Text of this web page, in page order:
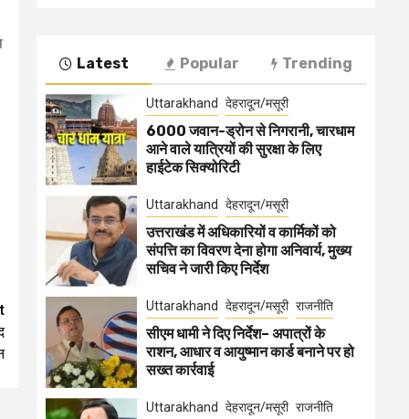
Latest Popular Trending
Uttarakhand देहरादून/मसूरी
6000 जवान-ड्रोन से निगरानी, चारधाम
आने वाले यात्रियों की सुरक्षा के लिए
हाईटेक सिक्योरिटी
Uttarakhand देहरादून/मसूरी
उत्तराखंड में अधिकारियों व कार्मिकों को
संपत्ति का विवरण देना होगा अनिवार्य, मुख्य
सचिव ने जारी किए निर्देश
Uttarakhand देहरादून/मसूरी राजनीति
सीएम धामी ने दिए निर्देश– अपात्रों के
राशन, आधार व आयुष्मान कार्ड बनाने पर हो
सख्त कार्रवाई
Uttarakhand देहरादून/मसूरी राजनीति